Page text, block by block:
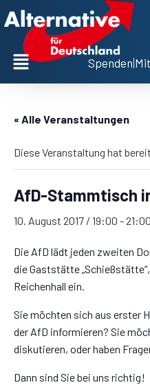
Spenden
« Alle Veranstaltungen
Diese Veranstaltung hat
AfD-Stammtisch
10. August 2017 / 19:00 - 21:00
Die AfD lädt jeden zweiten
die Gaststätte
Reichenhall ein.
Sie möchten sich aus erster
der AfD informieren? Sie
diskutieren, oder haben
Dann sind Sie bei uns richtig!